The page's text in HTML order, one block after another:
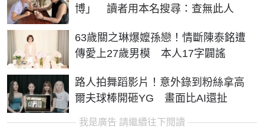
博」 讀者用本名搜尋：查無此人
63歲關之琳爆嬤孫戀！情斷陳泰銘遭
傳愛上27歲男模 本人17字闢謠
路人拍舞蹈影片！意外錄到粉絲拿高
爾夫球棒開砸YG 畫面比AI還扯
我是廣告 請繼續往下閱讀